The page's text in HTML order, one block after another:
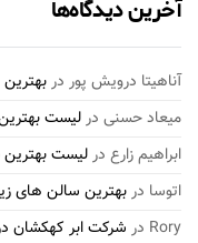
آخرین دیدگاه‌ها
آناهیتا درویش پور در
میعاد حسنی درلیست
ابراهیم زارع درلیست بهترین
اتوسا دربهترین سالن های
Rory در شرکت ابر کهکشان